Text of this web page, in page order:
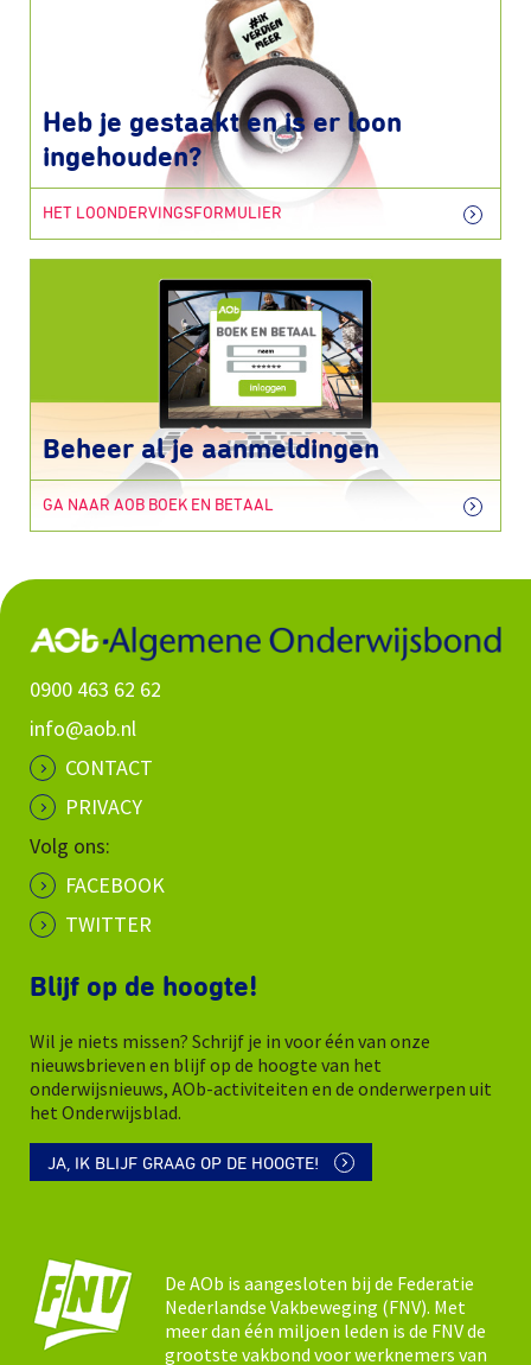
Heb je gestaakt en is er loon
ingehouden?
HET LOONDERVINGSFORMULIER
Beheer al je aanmeldingen
GA NAAR AOB BOEK EN BETAAL
0900 463 62 62
info@aob.nl
CONTACT
PRIVACY
Volg ons:
FACEBOOK
TWITTER
Blijf op de hoogte!
Wil je niets missen? Schrijf je in voor één van onze
nieuwsbrieven en blijf op de hoogte van het
onderwijsnieuws, AOb-activiteiten en de onderwerpen uit
het Onderwijsblad.
JA, IK BLIJF GRAAG OP DE HOOGTE!
De AOb is aangesloten bij de Federatie
Nederlandse Vakbeweging (FNV). Met
meer dan één miljoen leden is de FNV de
grootste vakbond voor werknemers van